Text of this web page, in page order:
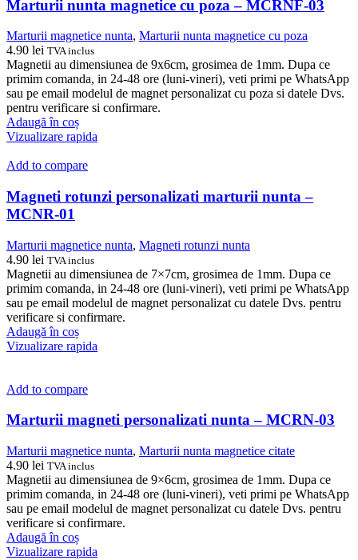
Marturii nunta magnetice cu poza – MCRNF-03
Marturii magnetice nunta, Marturii nunta magnetice cu poza
4.90 lei TVA inclus
Magnetii au dimensiunea de 9x6cm, grosimea de 1mm. Dupa ce
primim comanda, in 24-48 ore (luni-vineri), veti primi pe WhatsApp
sau pe email modelul de magnet personalizat cu poza si datele Dvs.
pentru verificare si confirmare.
Adaugă în coș
Vizualizare rapida
Add to compare
Magneti rotunzi personalizati marturii nunta –
MCNR-01
Marturii magnetice nunta, Magneti rotunzi nunta
4.90 lei TVA inclus
Magnetii au dimensiunea de 7×7cm, grosimea de 1mm. Dupa ce
primim comanda, in 24-48 ore (luni-vineri), veti primi pe WhatsApp
sau pe email modelul de magnet personalizat cu datele Dvs. pentru
verificare si confirmare.
Adaugă în coș
Vizualizare rapida
Add to compare
Marturii magneti personalizati nunta – MCRN-03
Marturii magnetice nunta, Marturii nunta magnetice citate
4.90 lei TVA inclus
Magnetii au dimensiunea de 9×6cm, grosimea de 1mm. Dupa ce
primim comanda, in 24-48 ore (luni-vineri), veti primi pe WhatsApp
sau pe email modelul de magnet personalizat cu datele Dvs. pentru
verificare si confirmare.
Adaugă în coș
Vizualizare rapida